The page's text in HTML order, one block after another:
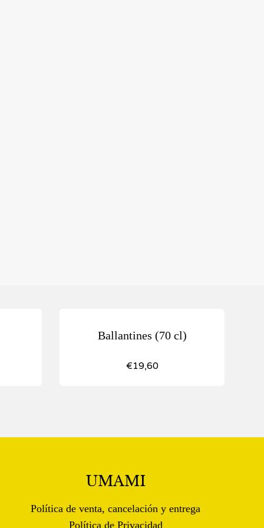
Ballantines (70 cl)
€19,60
UMAMI
Política de venta, cancelación y entrega
Política de Privacidad